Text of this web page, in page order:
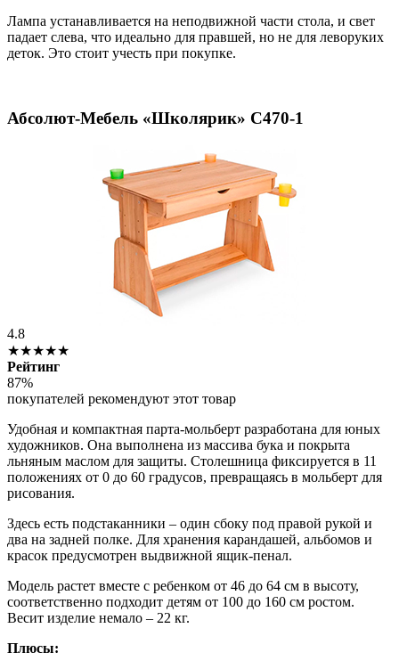
Лампа устанавливается на неподвижной части стола, и свет
падает слева, что идеально для правшей, но не для леворуких
деток. Это стоит учесть при покупке.
Абсолют-Мебель «Школярик» С470-1
4.8
★★★★★
Рейтинг
87%
покупателей рекомендуют этот товар
Удобная и компактная парта-мольберт разработана для юных
художников. Она выполнена из массива бука и покрыта
льняным маслом для защиты. Столешница фиксируется в 11
положениях от 0 до 60 градусов, превращаясь в мольберт для
рисования.
Здесь есть подстаканники – один сбоку под правой рукой и
два на задней полке. Для хранения карандашей, альбомов и
красок предусмотрен выдвижной ящик-пенал.
Модель растет вместе с ребенком от 46 до 64 см в высоту,
соответственно подходит детям от 100 до 160 см ростом.
Весит изделие немало – 22 кг.
Плюсы: